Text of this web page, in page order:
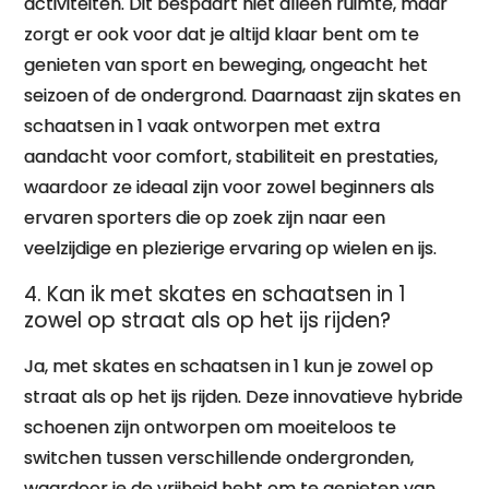
zorgt er ook voor dat je altijd klaar bent om te
genieten van sport en beweging, ongeacht het
seizoen of de ondergrond. Daarnaast zijn skates en
schaatsen in 1 vaak ontworpen met extra
aandacht voor comfort, stabiliteit en prestaties,
waardoor ze ideaal zijn voor zowel beginners als
ervaren sporters die op zoek zijn naar een
veelzijdige en plezierige ervaring op wielen en ijs.
4. Kan ik met skates en schaatsen in 1
zowel op straat als op het ijs rijden?
Ja, met skates en schaatsen in 1 kun je zowel op
straat als op het ijs rijden. Deze innovatieve hybride
schoenen zijn ontworpen om moeiteloos te
switchen tussen verschillende ondergronden,